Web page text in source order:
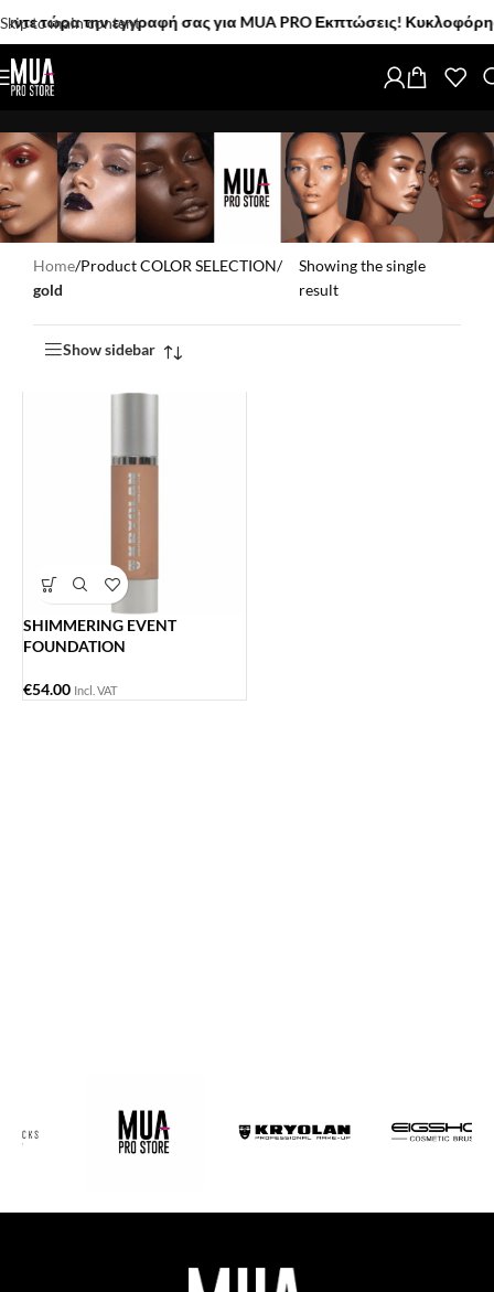
Skip to main content
τώρα την εγγραφή σας για MUA PRO Εκπτώσεις!
Home/Product COLOR SELECTION/
gold
Showing the single
result
Show sidebar
SHIMMERING EVENT
FOUNDATION
€54.00 Incl. VAT